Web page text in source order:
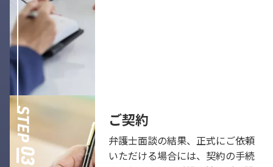
ご契約
弁護士面談の結果、正式にご依頼
いただける場合には、契約の手続